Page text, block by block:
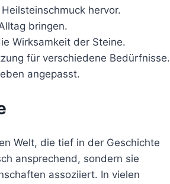
hervor.
bringen.
Wirksamkeit der Steine.
für verschiedene Bedürfnisse.
angepasst.
Welt, die tief in der Geschichte
ansprechend, sondern sie
assoziiert. In vielen